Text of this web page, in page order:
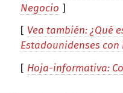
Negocio ]
[ Vea también: ¿Qué
Estadounidenses con
[ Hoja-informativa: